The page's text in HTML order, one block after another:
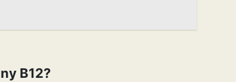
B12?